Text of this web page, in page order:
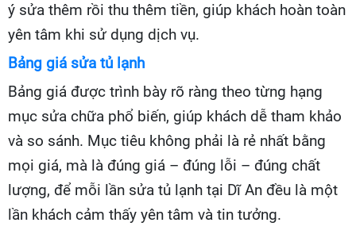
ý sửa thêm rồi thu thêm tiền, giúp khách hoàn toàn
yên tâm khi sử dụng dịch vụ.
Bảng giá sửa tủ lạnh
Bảng giá được trình bày rõ ràng theo từng hạng
mục sửa chữa phổ biến, giúp khách dễ tham khảo
và so sánh. Mục tiêu không phải là rẻ nhất bằng
mọi giá, mà là đúng giá – đúng lỗi – đúng chất
lượng, để mỗi lần sửa tủ lạnh tại Dĩ An đều là một
lần khách cảm thấy yên tâm và tin tưởng.